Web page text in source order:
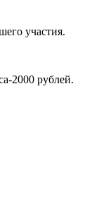
участия.
2000 рублей.